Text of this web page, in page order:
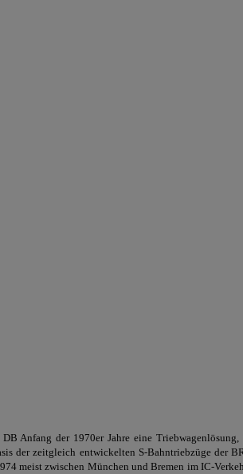
Anfang der 1970er Jahre eine
der zeitgleich entwickelten S-Bahntriebzüge der
meist zwischen München und Bremen im IC-